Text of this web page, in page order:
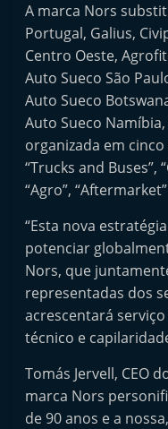
r
m
a
r
k
e
t
A
t
o
m
ó
v
e
l
e
A marca Nors
Portugal, Galius,
Centro Oeste,
Auto Sueco São
Auto Sueco
Auto Sueco
organizada em
“Trucks and
“Agro”,
“Esta nova
potenciar
Nors, que
representadas dos
acrescentará
técnico e
Tomás Jervell, CEO
marca Nors
de 90 anos e a